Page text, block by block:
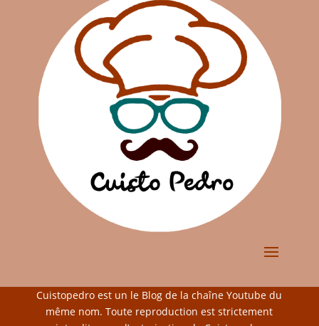
Cuistopedro est un le Blog de la chaîne Youtube du
même nom. Toute reproduction est strictement